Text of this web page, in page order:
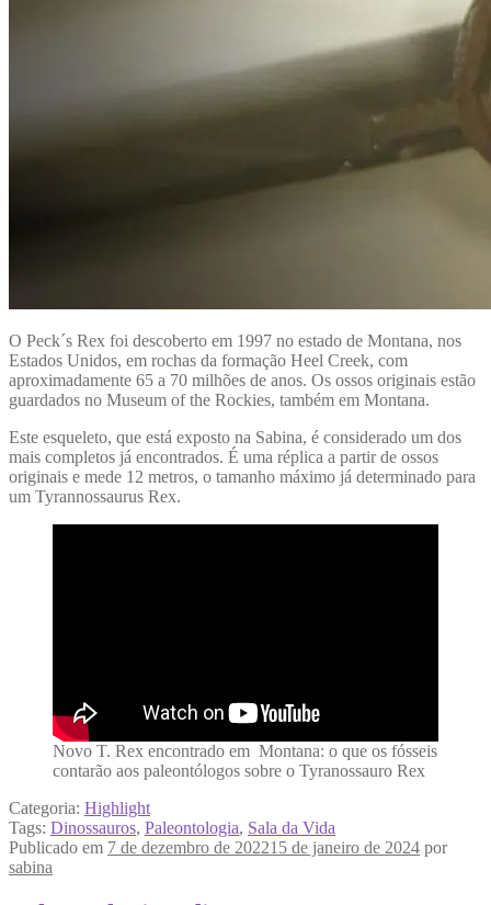
O Peck´s Rex foi descoberto em 1997 no estado de Montana, nos
Estados Unidos, em rochas da formação Heel Creek, com
aproximadamente 65 a 70 milhões de anos. Os ossos originais estão
guardados no Museum of the Rockies, também em Montana.
Este esqueleto, que está exposto na Sabina, é considerado um dos
mais completos já encontrados. É uma réplica a partir de ossos
originais e mede 12 metros, o tamanho máximo já determinado para
um Tyrannossaurus Rex.
Novo T. Rex encontrado em Montana: o que os fósseis
contarão aos paleontólogos sobre o Tyranossauro Rex
Categoria: Highlight
Tags: Dinossauros, Paleontologia, Sala da Vida
Publicado em 7 de dezembro de 202215 de janeiro de 2024 por
sabina